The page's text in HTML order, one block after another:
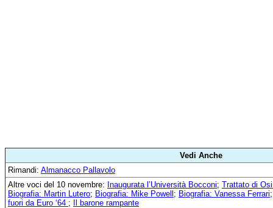
Vedi Anche
Rimandi: Almanacco Pallavolo
Altre voci del 10 novembre: Inaugurata l’Università Bocconi; Trattato di
Biografia: Martin Lutero; Biografia: Mike Powell ; Biografia: Vanessa Ferrari
fuori da Euro ‘64 ; Il barone rampante